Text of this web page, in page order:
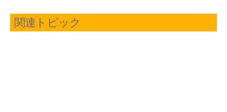
関連トピック